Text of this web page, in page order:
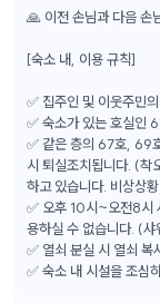
🙏 이전 손님과 다음 손
[숙소 내, 이용 규칙]
✅ 집주인 및 이웃주민
✅ 숙소가 있는 호실인
✅ 같은 층의 67호, 69
시 퇴실조치됩니다. (착
하고 있습니다. 비상상
✅ 오후 10시~오전8시
용하실 수 없습니다. (
✅ 열쇠 분실 시 열쇠 복
✅ 숙소 내 시설을 조심